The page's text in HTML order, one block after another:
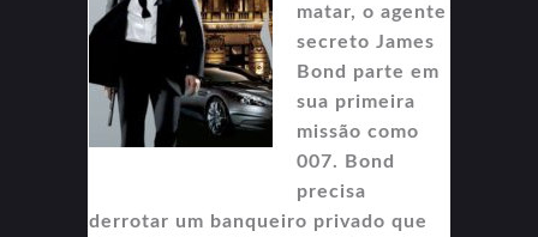
matar, o agente
secreto James
Bond parte em
sua primeira
missão como
007. Bond
precisa
derrotar um banqueiro privado que